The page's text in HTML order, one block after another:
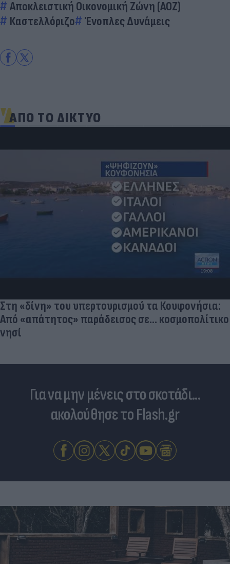
Αποκλειστική Οικονομική Ζώνη (ΑΟΖ)
Καστελλόριζο
Ένοπλες Δυνάμεις
ΑΠΟ ΤΟ ΔΙΚΤΥΟ
Στη «δίνη» του υπερτουρισμού τα Κουφονήσια:
Από «απάτητος» παράδεισος σε... κοσμοπολίτικο
νησί
Για να μην μένεις στο σκοτάδι...
ακολούθησε το Flash.gr